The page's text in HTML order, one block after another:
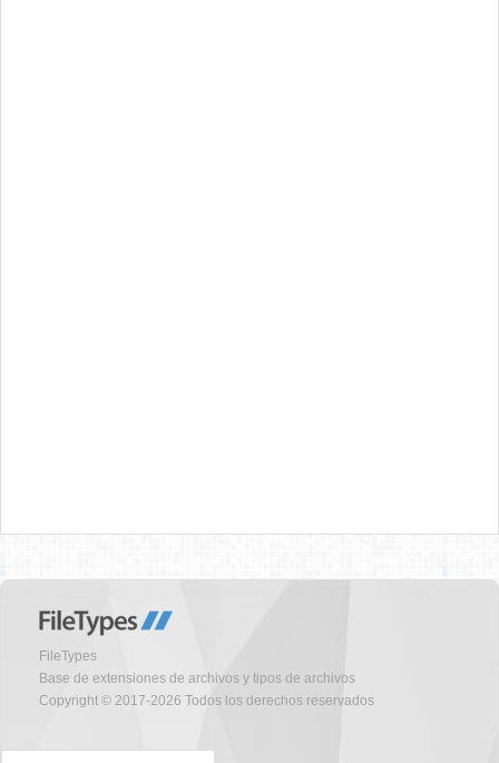
FileTypes
Base de extensiones de archivos y tipos de archivos
Copyright © 2017-2026 Todos los derechos reservados